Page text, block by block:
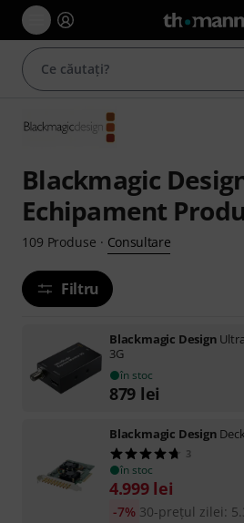
Blackmagic
Echipament
109 Produse · Consultare
Filtru
Blackmagic Design
3G
în stoc
879 lei
Blackmagic Design
3
în stoc
4.999 lei
30-prețul zilei:
-7%